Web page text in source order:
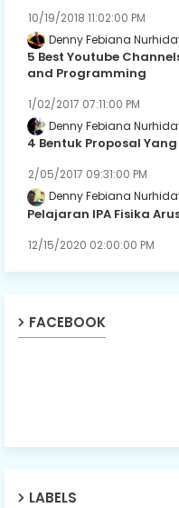
10/19/2018 11:02:00 PM
Denny Febiana
5 Best Youtube
and Programming
1/02/2017 07:11:00 PM
Denny Febiana
4 Bentuk Proposal
2/05/2017 09:31:00 PM
Denny Febiana
Pelajaran IPA Fisika
12/15/2020 02:00:00 PM
FACEBOOK
LABELS